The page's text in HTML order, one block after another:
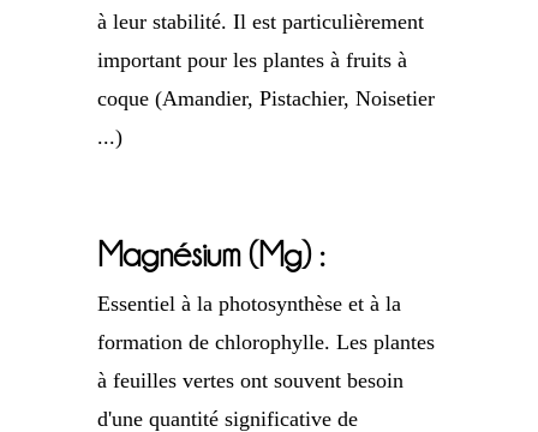
à leur stabilité. Il est particulièrement
important pour les plantes à fruits à
coque (Amandier, Pistachier, Noisetier
...)
Magnésium (Mg) :
Essentiel à la photosynthèse et à la
formation de chlorophylle. Les plantes
à feuilles vertes ont souvent besoin
d'une quantité significative de